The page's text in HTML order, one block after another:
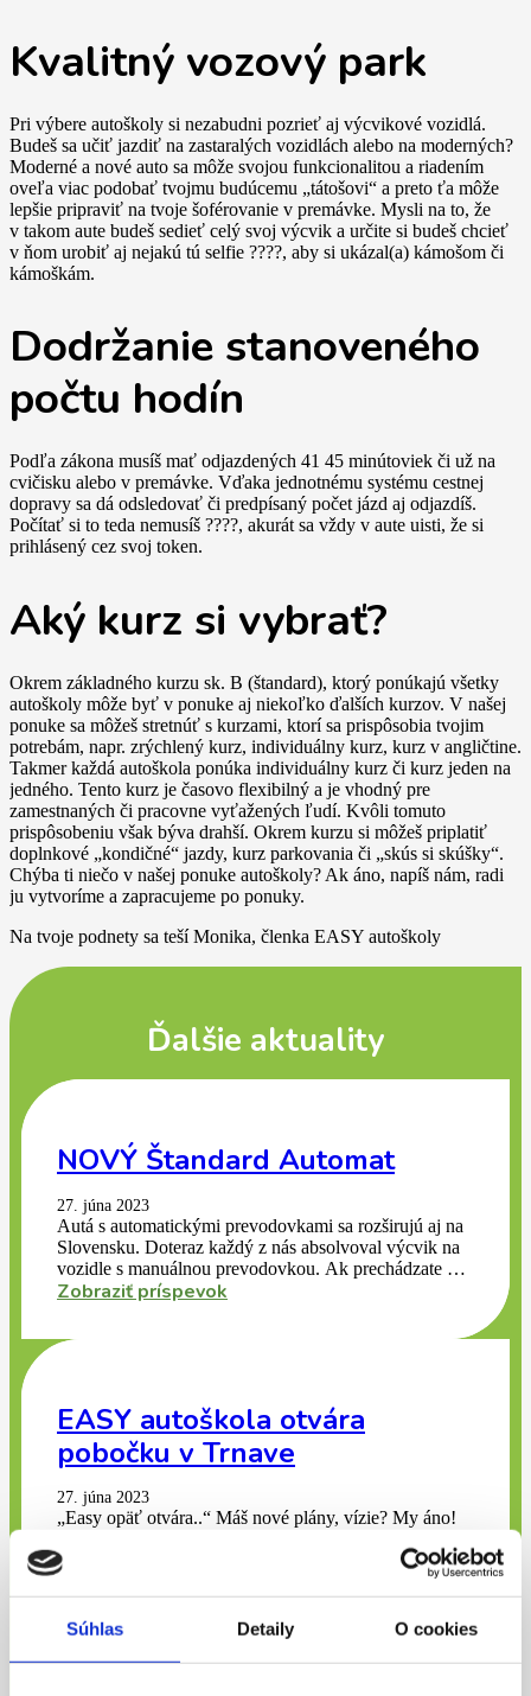
Súhlas Detaily O cookies
Kvalitný vozový park
Pri výbere autoškoly si nezabudni pozrieť aj výcvikové vozidlá.
Budeš sa učiť jazdiť na zastaralých vozidlách alebo na moderných?
Moderné a nové auto sa môže svojou funkcionalitou a riadením
oveľa viac podobať tvojmu budúcemu „tátošovi“ a preto ťa môže
lepšie pripraviť na tvoje šoférovanie v premávke. Mysli na to, že
v takom aute budeš sedieť celý svoj výcvik a určite si budeš chcieť
v ňom urobiť aj nejakú tú selfie ????, aby si ukázal(a) kámošom či
kámoškám.
Dodržanie stanoveného
počtu hodín
Podľa zákona musíš mať odjazdených 41 45 minútoviek či už na
cvičisku alebo v premávke. Vďaka jednotnému systému cestnej
dopravy sa dá odsledovať či predpísaný počet jázd aj odjazdíš.
Počítať si to teda nemusíš ????, akurát sa vždy v aute uisti, že si
prihlásený cez svoj token.
Aký kurz si vybrať?
Okrem základného kurzu sk. B (štandard), ktorý ponúkajú všetky
autoškoly môže byť v ponuke aj niekoľko ďalších kurzov. V našej
ponuke sa môžeš stretnúť s kurzami, ktorí sa prispôsobia tvojim
potrebám, napr. zrýchlený kurz, individuálny kurz, kurz v angličtine.
Takmer každá autoškola ponúka individuálny kurz či kurz jeden na
jedného. Tento kurz je časovo flexibilný a je vhodný pre
zamestnaných či pracovne vyťažených ľudí. Kvôli tomuto
prispôsobeniu však býva drahší. Okrem kurzu si môžeš priplatiť
doplnkové „kondičné“ jazdy, kurz parkovania či „skús si skúšky“.
Chýba ti niečo v našej ponuke autoškoly? Ak áno, napíš nám, radi
ju vytvoríme a zapracujeme po ponuky.
Na tvoje podnety sa teší Monika, členka EASY autoškoly
Ďalšie aktuality
NOVÝ Štandard Automat
27. júna 2023
Autá s automatickými prevodovkami sa rozširujú aj na
Slovensku. Doteraz každý z nás absolvoval výcvik na
vozidle s manuálnou prevodovkou. Ak prechádzate na
automat odporúčame našu autoškolu EASY, aby ste si
Zobraziť príspevok
EASY autoškola otvára
pobočku v Trnave
27. júna 2023
„Easy opäť otvára..“ Máš nové plány, vízie? My áno!
o pobočku v Trnave, aby sme tak priniesli aj sem našu
sadnúť do úplne novučičkého auta zn. Škoda Fabia
s poznávacími zelenými listami EASY autoškoly.
Jazdiť na zelenej vlne s našimi super profi inštruktormi
či vychutnať si naše moderné a vybavené priestory